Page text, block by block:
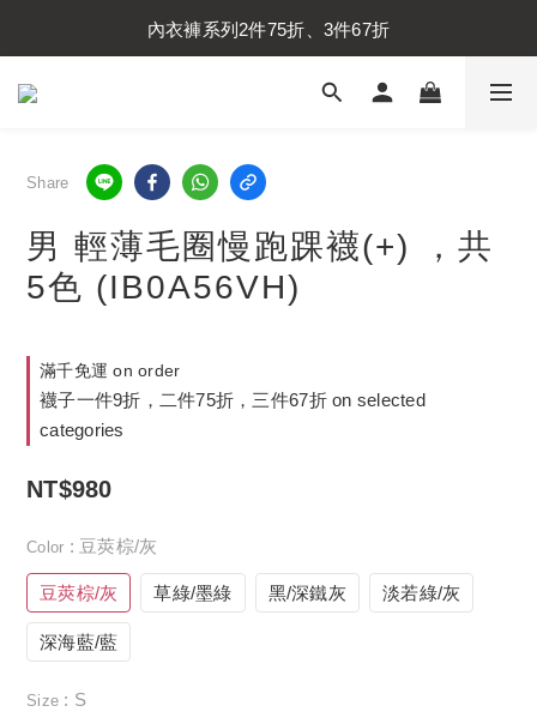
內衣褲系列2件75折、3件67折
內衣褲系列2件75折、3件67折
襪子系列2件75折、3件67折
Share
男 輕薄毛圈慢跑踝襪(+) ，共
5色 (IB0A56VH)
滿千免運 on order
襪子一件9折，二件75折，三件67折 on selected
categories
NT$980
Color : 豆莢棕/灰
豆莢棕/灰 草綠/墨綠 黑/深鐵灰 淡若綠/灰
深海藍/藍
Size : S